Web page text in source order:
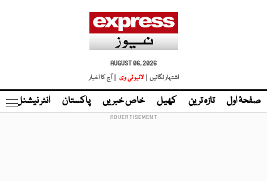
AUGUST 06, 2026
اشتہار لگائیں |
لائیو ٹی وی | آج کا اخبار
صفحۂ اول تازہ ترین کھیل خاص خبریں پاکستان انٹر نیشنل